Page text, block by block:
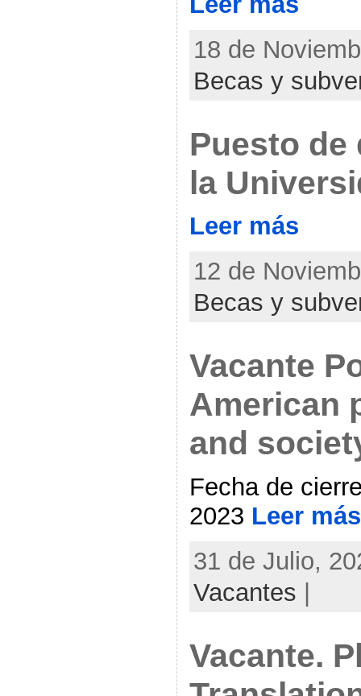
18 de
Becas y
Puesto de
la
Leer más
12 de
Becas y
Vacante
American
and
Fecha de
2023 Leer más
31 de Julio,
Vacantes
Vacante.